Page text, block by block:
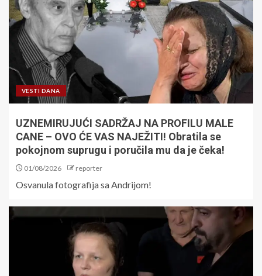
VESTI DANA
UZNEMIRUJUĆI SADRŽAJ NA PROFILU MALE
CANE – OVO ĆE VAS NAJEŽITI! Obratila se
pokojnom suprugu i poručila mu da je čeka!
01/08/2026 reporter
Osvanula fotografija sa Andrijom!